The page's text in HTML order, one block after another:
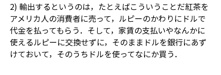
2) 輸出するというのは，たとえばこういうことだ――紅茶を
アメリカ人の消費者に売って，ルピーのかわりにドルで
代金を払ってもらう．そして，家賃の支払いやなんかに
使えるルピーに交換せずに，そのままドルを銀行にあず
けておいて，そのうちドルを使ってなにか買う．